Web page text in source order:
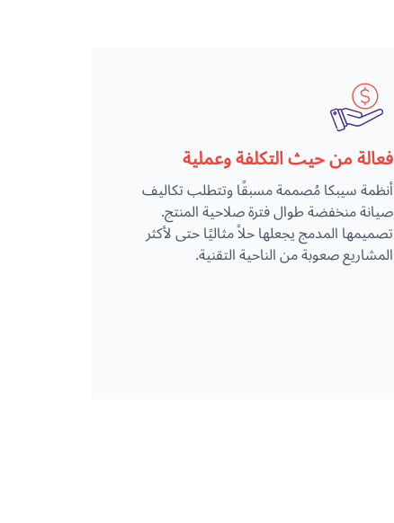
فعالة من حيث التكلفة وعملية
أنظمة سيبكا مُصممة مسبقًا وتتطلب تكاليف
صيانة منخفضة طوال فترة صلاحية المنتج.
تصميمها المدمج يجعلها حلاً مثاليًا حتى لأكثر
المشاريع صعوبة من الناحية التقنية.